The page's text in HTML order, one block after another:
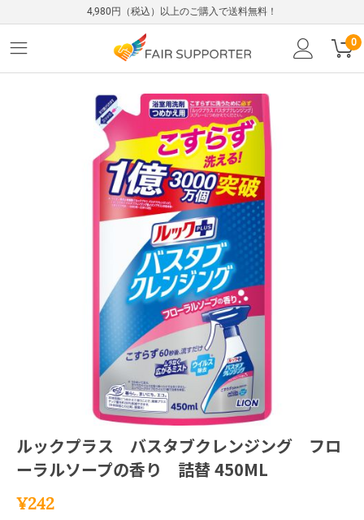
4,980円（税込）以上のご購入で送料無料！
0
ルックプラス バスタブクレンジング フロ
ーラルソープの香り 詰替 450ML
¥242